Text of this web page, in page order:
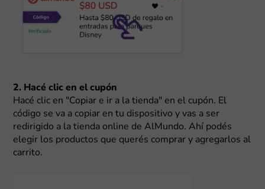
2. Hacé clic en el cupón
Hacé clic en "Copiar e ir a la tienda" en el cupón. El
código se va a copiar en tu dispositivo y vas a ser
redirigido a la tienda online de AlMundo. Ahí podés
elegir los productos que querés comprar y agregarlos al
carrito.